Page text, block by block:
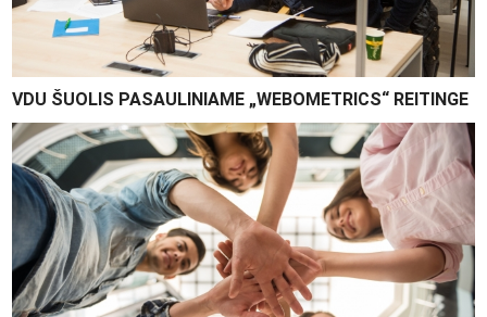
VDU ŠUOLIS PASAULINIAME „WEBOMETRICS“ REITINGE